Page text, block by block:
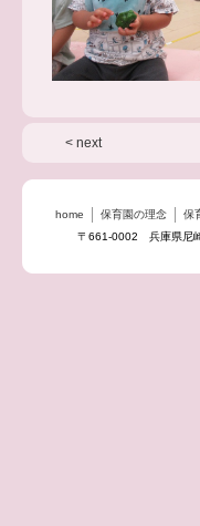
< next
home 保育園の理念 保
〒661-0002 兵庫県尼